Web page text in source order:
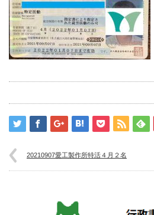
20210907愛工製作所特活４月２名